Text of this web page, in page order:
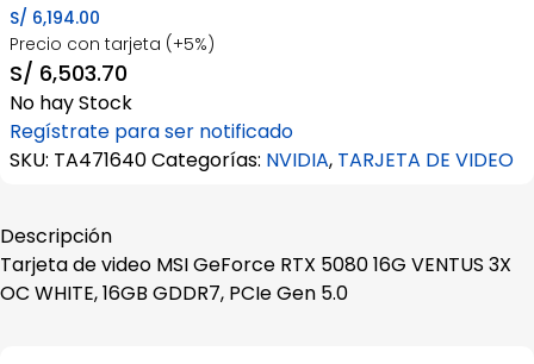
S/ 6,194.00
Precio con tarjeta (+5%)
S/ 6,503.70
No hay Stock
Regístrate para ser notificado
SKU: TA471640Categorías: NVIDIA, TARJETA DE VIDEO
Descripción
Tarjeta de video MSI GeForce RTX 5080 16G VENTUS 3X
OC WHITE, 16GB GDDR7, PCIe Gen 5.0